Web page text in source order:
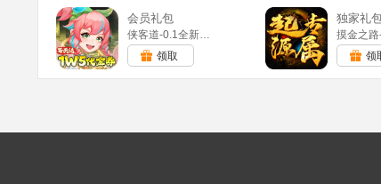
会员礼包
侠客道-0.1全新混沌免费版(满v)
领取
独家礼
领